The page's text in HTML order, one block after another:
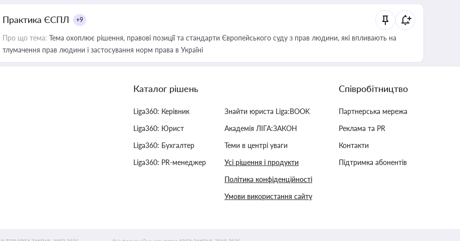
Практика ЄСПЛ +9
Про що тема: Тема охоплює рішення, правові позиції та стандарти Європейського суду з прав людини, які впливають на
тлумачення прав людини і застосування норм права в Україні
Каталог рішень
Liga360: Керівник
Liga360: Юрист
Liga360: Бухгалтер
Liga360: PR-менеджер
Знайти юриста Liga:BOOK
Академія ЛІГА:ЗАКОН
Теми в центрі уваги
Усі рішення і продукти
Політика конфіденційності
Умови використання сайту
Співробітництво
Партнерська мережа
Реклама та PR
Контакти
Підтримка абонентів